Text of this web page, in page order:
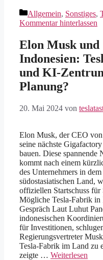
Kategorien
Allgemein, Sonstiges,
Kommentar hinterlassen
Elon Musk und
Indonesien:
und KI-
Planung?
20. Mai 2024 von
Elon Musk, der CEO
seine nächste
bauen. Diese spannende
kommt nach einem
des Unternehmers in dem
südostasiatischen Land,
offiziellen Startschuss für
Mögliche Tesla-Fabrik in
Gespräch Laut Luhut
indonesischen
für Investitionen,
Regierungsvertreter
Tesla-Fabrik im Land zu
zeigte … Weiterlesen